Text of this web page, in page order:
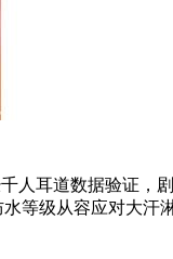
人耳道数据验证，
等级从容应对大